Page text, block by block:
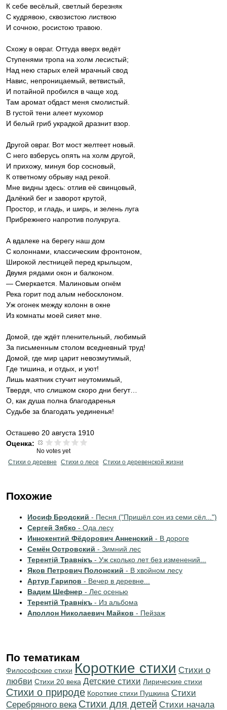
К себе весёлый, светлый березняк
С кудрявою, сквозистою листвою
И сочною, росистою травою.
‎Схожу в овраг. Оттуда вверх ведёт
Ступенями тропа на холм лесистый;
Над нею старых елей мрачный свод
Навис, непроницаемый, ветвистый,
И потайной пробился в чаще ход.
Там аромат обдаст меня смолистый.
В густой тени алеет мухомор
И белый гриб украдкой дразнит взор.
‎Другой овраг. Вот мост желтеет новый.
С него взберусь опять на холм другой,
И прихожу, минуя бор сосновый,
К ответному обрыву над рекой.
Мне видны здесь: отлив её свинцовый,
Далёкий бег и заворот крутой,
Простор, и гладь, и ширь, и зелень луга
Прибрежнего напротив полукруга.
‎А вдалеке на берегу наш дом
С колоннами, классическим фронтоном,
Широкой лестницей перед крыльцом,
Двумя рядами окон и балконом.
— Смеркается. Малиновым огнём
Река горит под алым небосклоном.
Уж огонек между колонн в окне
Из комнаты моей сияет мне.
‎Домой, где ждёт пленительный, любимый
За письменным столом вседневный труд!
Домой, где мир царит невозмутимый,
Где тишина, и отдых, и уют!
Лишь маятник стучит неутомимый,
Твердя, что слишком скоро дни бегут…
О, как душа полна благодаренья
Судьбе за благодать уединенья!
Осташево 20 августа 1910
Оценка:
No votes yet
Стихи о деревне
Стихи о лесе Стихи о деревенской жизни
Похожие
Иосиф Бродский - Песня ("Пришёл сон из семи сёл...")
Сергей Зябко - Ода лесу
Иннокентий Фёдорович Анненский - В дороге
Семён Островский - Зимний лес
Терентiй Травнiкъ - Уж сколько лет без изменений...
Яков Петрович Полонский - В хвойном лесу
Артур Гарипов - Вечер в деревне...
Вадим Шефнер - Лес осенью
Терентiй Травнiкъ - Из альбома
Аполлон Николаевич Майков - Пейзаж
По тематикам
Философские стихи Короткие стихи Стихи о
любви Стихи 20 века Детские стихи Лирические стихи
Стихи о природе Короткие стихи Пушкина Cтихи
Серебряного века Стихи для детей Cтихи начала